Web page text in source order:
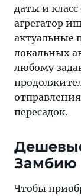
даты и
агрегатор
актуальные
локальных
любому
пересадок.
Замбию
Чтобы